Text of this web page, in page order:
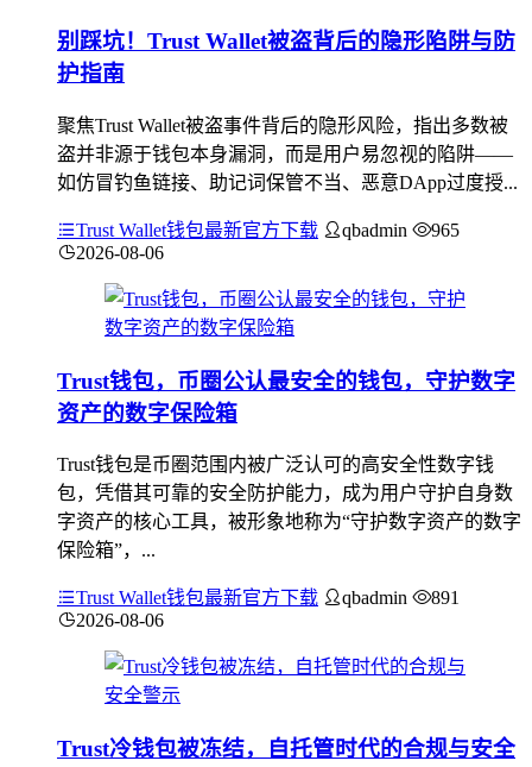
别踩坑！Trust Wallet被盗背后的隐形陷阱与防
护指南
聚焦Trust Wallet被盗事件背后的隐形风险，指出多数被
盗并非源于钱包本身漏洞，而是用户易忽视的陷阱——
如仿冒钓鱼链接、助记词保管不当、恶意DApp过度授...
Trust Wallet钱包最新官方下载 qbadmin
965
2026-08-06
Trust钱包，币圈公认最安全的钱包，守护数字
资产的数字保险箱
Trust钱包是币圈范围内被广泛认可的高安全性数字钱
包，凭借其可靠的安全防护能力，成为用户守护自身数
字资产的核心工具，被形象地称为“守护数字资产的数字
保险箱”，...
Trust Wallet钱包最新官方下载 qbadmin
891
2026-08-06
Trust冷钱包被冻结，自托管时代的合规与安全